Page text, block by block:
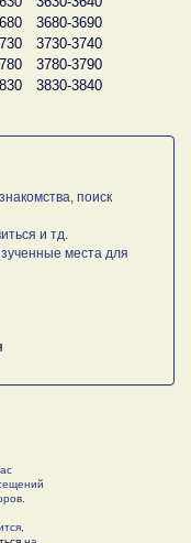
3680-3690
3730-3740
3780-3790
3830-3840
поиск
и тд.
места для